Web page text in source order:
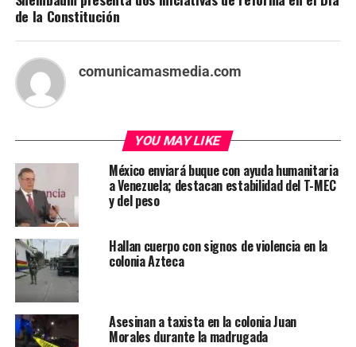
de la Constitución
comunicamasmedia.com
YOU MAY LIKE
México enviará buque con ayuda humanitaria
a Venezuela; destacan estabilidad del T-MEC
y del peso
Hallan cuerpo con signos de violencia en la
colonia Azteca
Asesinan a taxista en la colonia Juan
Morales durante la madrugada